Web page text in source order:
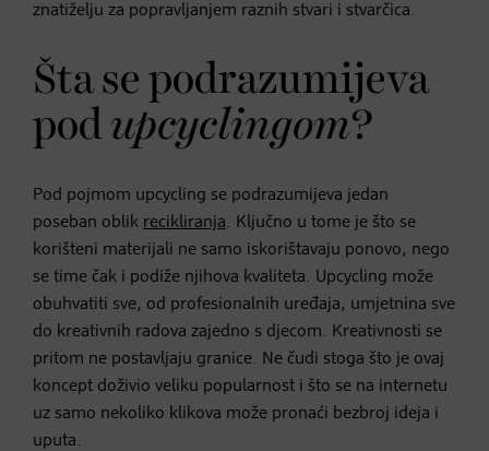
znatiželju za popravljanjem raznih stvari i stvarčica.
Šta se podrazumijeva
pod upcyclingom?
Pod pojmom upcycling se podrazumijeva jedan
poseban oblik recikliranja. Ključno u tome je što se
korišteni materijali ne samo iskorištavaju ponovo, nego
se time čak i podiže njihova kvaliteta. Upcycling može
obuhvatiti sve, od profesionalnih uređaja, umjetnina sve
do kreativnih radova zajedno s djecom. Kreativnosti se
pritom ne postavljaju granice. Ne čudi stoga što je ovaj
koncept doživio veliku popularnost i što se na internetu
uz samo nekoliko klikova može pronaći bezbroj ideja i
uputa.